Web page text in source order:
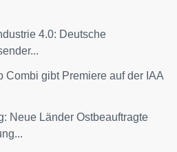
4.0: Deutsche
Combi gibt Premiere auf der IAA
Neue Länder Ostbeauftragte